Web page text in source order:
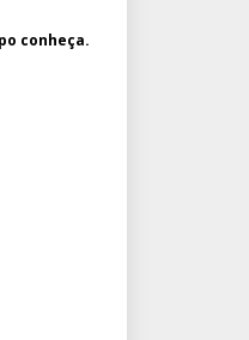
conheça.